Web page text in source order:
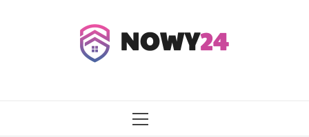
MENU